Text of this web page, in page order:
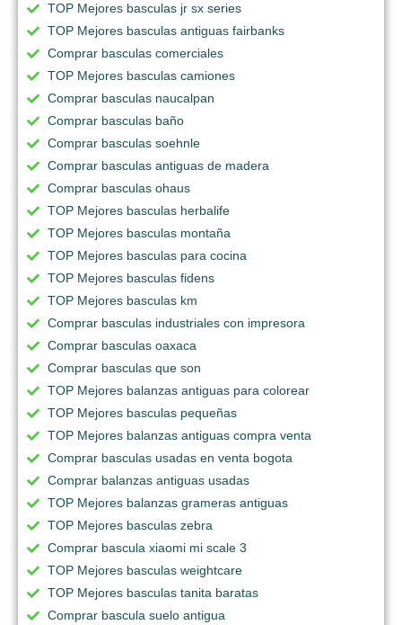
TOP Mejores basculas jr sx series
TOP Mejores basculas antiguas fairbanks
Comprar basculas comerciales
TOP Mejores basculas camiones
Comprar basculas naucalpan
Comprar basculas baño
Comprar basculas soehnle
Comprar basculas antiguas de madera
Comprar basculas ohaus
TOP Mejores basculas herbalife
TOP Mejores basculas montaña
TOP Mejores basculas para cocina
TOP Mejores basculas fidens
TOP Mejores basculas km
Comprar basculas industriales con impresora
Comprar basculas oaxaca
Comprar basculas que son
TOP Mejores balanzas antiguas para colorear
TOP Mejores basculas pequeñas
TOP Mejores balanzas antiguas compra venta
Comprar basculas usadas en venta bogota
Comprar balanzas antiguas usadas
TOP Mejores balanzas grameras antiguas
TOP Mejores basculas zebra
Comprar bascula xiaomi mi scale 3
TOP Mejores basculas weightcare
TOP Mejores basculas tanita baratas
Comprar bascula suelo antigua